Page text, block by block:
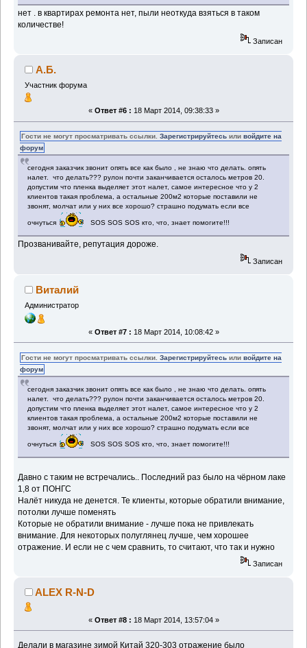
нет . в квартирах ремонта нет, пыли неоткуда взяться в таком
количестве!
Записан
А.Б.
Участник форума
« Ответ #6 : 18 Март 2014, 09:38:33 »
Гости не могут просматривать ссылки.Зарегистрируйтесь иливойдите на
форум
сегодня заказчик звонит опять все как было , не знаю что делать. опять
налет. что делать??? рулон почти заканчивается осталось метров 20.
допустим что пленка выделяет этот налет, самое интересное что у 2
клиентов такая проблема, а остальные 200м2 которые поставили не
звонят, молчат или у них все хорошо? страшно подумать если все
очнуться SOS SOS SOS кто, что, знает помогите!!!
Прозванивайте, репутация дороже.
Записан
Виталий
Администратор
« Ответ #7 : 18 Март 2014, 10:08:42 »
Гости не могут просматривать ссылки.Зарегистрируйтесь иливойдите на
форум
сегодня заказчик звонит опять все как было , не знаю что делать. опять
налет. что делать??? рулон почти заканчивается осталось метров 20.
допустим что пленка выделяет этот налет, самое интересное что у 2
клиентов такая проблема, а остальные 200м2 которые поставили не
звонят, молчат или у них все хорошо? страшно подумать если все
очнуться SOS SOS SOS кто, что, знает помогите!!!
Давно с таким не встречались.. Последний раз было на чёрном лаке
1,8 от ПОНГС
Налёт никуда не денется. Те клиенты, которые обратили внимание,
потолки лучше поменять
Которые не обратили внимание - лучше пока не привлекать
внимание. Для некоторых полуглянец лучше, чем хорошее
отражение. И если не с чем сравнить, то считают, что так и нужно
Записан
ALEX R-N-D
« Ответ #8 : 18 Март 2014, 13:57:04 »
Делали в магазине зимой Китай 320-303 отражение было